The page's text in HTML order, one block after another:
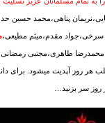
پناهی،محمد
سرخی،جواد مقدم،میثم مطیعی،
طاهری،مجتبی
هر روز آپدیت میشود. برای
روز سر بزنید…